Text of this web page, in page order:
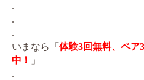
.
.
.
いまなら「 体験3回無料、ペア
中！
」
.